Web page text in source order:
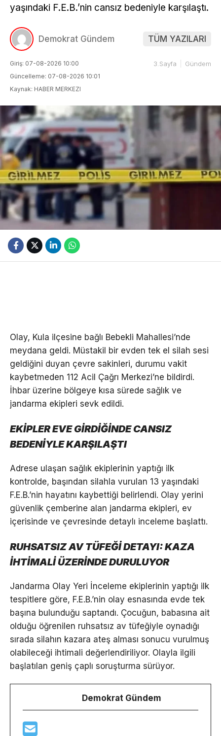
yaşındaki F.E.B.’nin cansız bedeniyle karşılaştı.
Demokrat Gündem TÜM YAZILARI
Giriş: 07-08-2026 10:00
Güncelleme: 07-08-2026 10:01
Kaynak: HABER MERKEZI
3.Sayfa Gündem
Olay, Kula ilçesine bağlı Bebekli Mahallesi’nde
meydana geldi. Müstakil bir evden tek el silah sesi
geldiğini duyan çevre sakinleri, durumu vakit
kaybetmeden 112 Acil Çağrı Merkezi’ne bildirdi.
İhbar üzerine bölgeye kısa sürede sağlık ve
jandarma ekipleri sevk edildi.
EKİPLER EVE GİRDİĞİNDE CANSIZ
BEDENİYLE KARŞILAŞTI
Adrese ulaşan sağlık ekiplerinin yaptığı ilk
kontrolde, başından silahla vurulan 13 yaşındaki
F.E.B.’nin hayatını kaybettiği belirlendi. Olay yerini
güvenlik çemberine alan jandarma ekipleri, ev
içerisinde ve çevresinde detaylı inceleme başlattı.
RUHSATSIZ AV TÜFEĞİ DETAYI: KAZA
İHTİMALİ ÜZERİNDE DURULUYOR
Jandarma Olay Yeri İnceleme ekiplerinin yaptığı ilk
tespitlere göre, F.E.B.’nin olay esnasında evde tek
başına bulunduğu saptandı. Çocuğun, babasına ait
olduğu öğrenilen ruhsatsız av tüfeğiyle oynadığı
sırada silahın kazara ateş alması sonucu vurulmuş
olabileceği ihtimali değerlendiriliyor. Olayla ilgili
başlatılan geniş çaplı soruşturma sürüyor.
Demokrat Gündem